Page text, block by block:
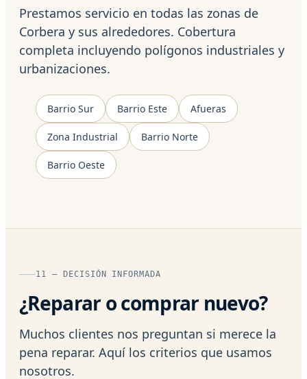
Prestamos servicio en todas las zonas de
Corbera y sus alrededores. Cobertura
completa incluyendo polígonos industriales y
urbanizaciones.
Barrio Sur Barrio Este Afueras
Zona Industrial Barrio Norte
Barrio Oeste
11 — DECISIÓN INFORMADA
¿Reparar o comprar nuevo?
Muchos clientes nos preguntan si merece la
pena reparar. Aquí los criterios que usamos
nosotros.